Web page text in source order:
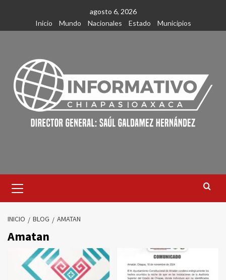
contenido
agosto 6, 2026
Inicio
Mundo Nacionales Estado Municipios
primario
INICIO BLOG AMATAN
Amatan